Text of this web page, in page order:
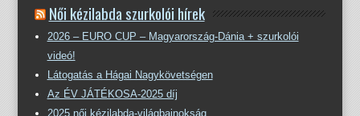
Női kézilabda szurkolói hírek
2026 – EURO CUP – Magyarország-Dánia + szurkolói
videó!
Látogatás a Hágai Nagykövetségen
Az ÉV JÁTÉKOSA-2025 díj
2025 női kézilabda-világbajnokság